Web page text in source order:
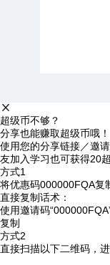
超级币不够？
分享也能赚取超级币哦！
使用您的分享链接／邀
友加入学习也可获得20
方式1
将优惠码000000FQA复
直接复制话术：
使用邀请码
复制
方式2
直接扫描以下二维码，